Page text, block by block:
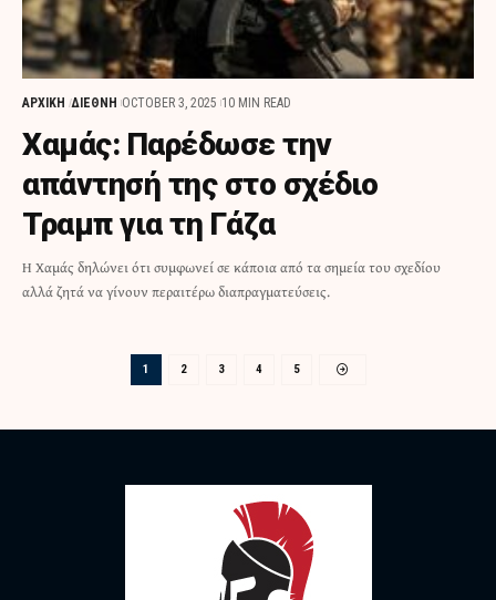
ΑΡΧΙΚΗ ΔΙΕΘΝΗ OCTOBER 3, 2025 10 MIN READ
Χαμάς: Παρέδωσε την
απάντησή της στο σχέδιο
Τραμπ για τη Γάζα
Η Χαμάς δηλώνει ότι συμφωνεί σε κάποια από τα σημεία του σχεδίου
αλλά ζητά να γίνουν περαιτέρω διαπραγματεύσεις.
1 2 3 4 5